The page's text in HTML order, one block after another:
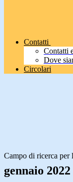
Contatti
Contatti
Dove
Circolari
Campo di ricerca per
gennaio 2022